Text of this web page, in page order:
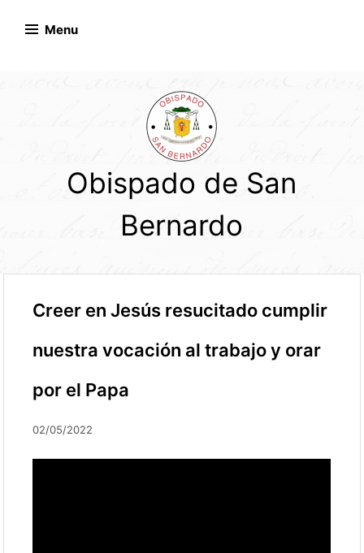
Menu
Obispado de San
Bernardo
Creer en Jesús resucitado cumplir
nuestra vocación al trabajo y orar
por el Papa
02/05/2022